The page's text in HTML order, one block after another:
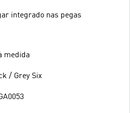
integrado nas pegas
medida
/ Grey Six